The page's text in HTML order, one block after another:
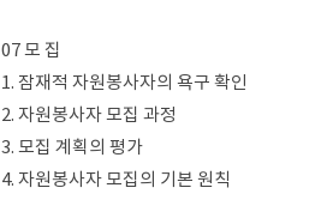
07 모 집
1. 잠재적 자원봉사자의 욕구 확인
2. 자원봉사자 모집 과정
3. 모집 계획의 평가
4. 자원봉사자 모집의 기본 원칙